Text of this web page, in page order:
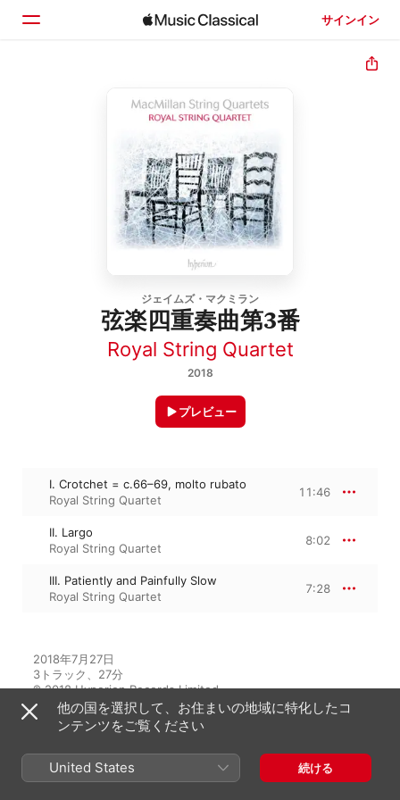
サインイン
ジェイムズ・マクミラン
弦楽四重奏曲第3番
Royal String Quartet
2018
プレビュー
I. Crotchet = c.66–69, molto rubato
Royal String Quartet
11:46
II. Largo
Royal String Quartet
8:02
III. Patiently and Painfully Slow
Royal String Quartet
7:28
2018年7月27日
3トラック、27分
℗ 2018 Hyperion Records Limited
アルバムから
他の国を選択して、お住まいの地域に特化したコ
ンテンツをご覧ください
United States 続ける